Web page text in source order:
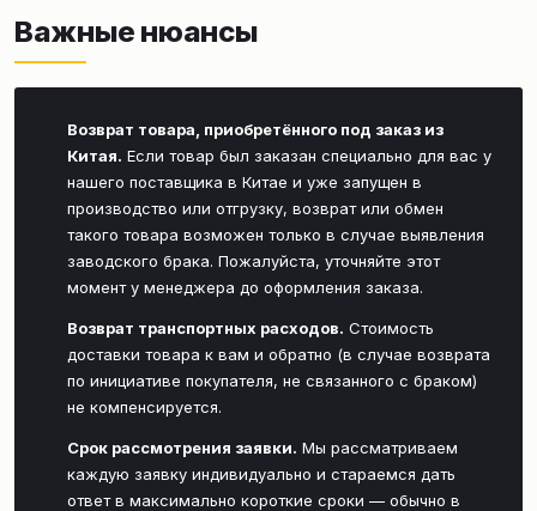
Важные нюансы
Возврат товара, приобретённого под заказ из
Китая. Если товар был заказан специально для вас у
нашего поставщика в Китае и уже запущен в
производство или отгрузку, возврат или обмен
такого товара возможен только в случае выявления
заводского брака. Пожалуйста, уточняйте этот
момент у менеджера до оформления заказа.
Возврат транспортных расходов. Стоимость
доставки товара к вам и обратно (в случае возврата
по инициативе покупателя, не связанного с браком)
не компенсируется.
Срок рассмотрения заявки. Мы рассматриваем
каждую заявку индивидуально и стараемся дать
ответ в максимально короткие сроки — обычно в